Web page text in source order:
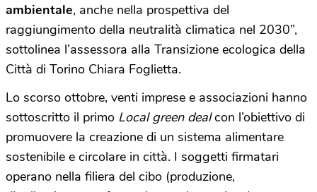
ambientale, anche nella prospettiva del
raggiungimento della neutralità climatica nel 2030”,
sottolinea l’assessora alla Transizione ecologica della
Città di Torino Chiara Foglietta.
Lo scorso ottobre, venti imprese e associazioni hanno
sottoscritto il primo Local green dealcon l’obiettivo di
promuovere la creazione di un sistema alimentare
sostenibile e circolare in città. I soggetti firmatari
operano nella filiera del cibo (produzione,